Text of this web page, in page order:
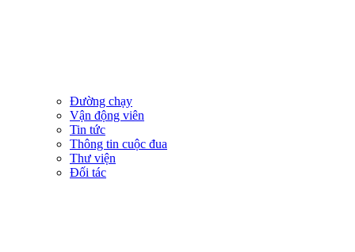
Đường chạy
Vận động viên
Tin tức
Thông tin cuộc đua
Thư viện
Đối tác